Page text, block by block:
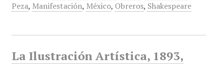
Peza, Manifestación, México, Obreros, Shakespeare
La Ilustración Artística, 1893,